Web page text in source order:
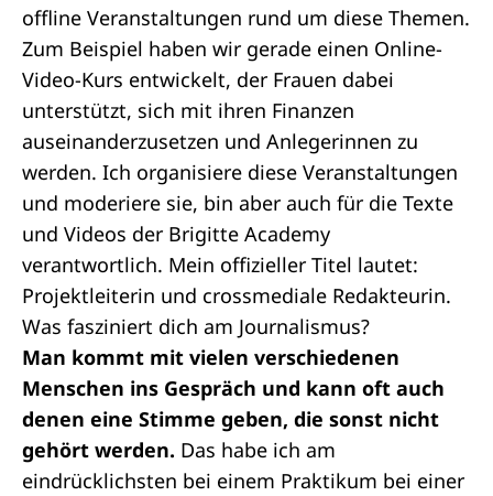
offline Veranstaltungen rund um diese Themen.
Zum Beispiel haben wir gerade einen Online-
Video-Kurs entwickelt, der Frauen dabei
unterstützt, sich mit ihren Finanzen
auseinanderzusetzen und Anlegerinnen zu
werden. Ich organisiere diese Veranstaltungen
und moderiere sie, bin aber auch für die Texte
und Videos der Brigitte Academy
verantwortlich. Mein offizieller Titel lautet:
Projektleiterin und crossmediale Redakteurin.
Was fasziniert dich am Journalismus?
Man kommt mit vielen verschiedenen
Menschen ins Gespräch und kann oft auch
denen eine Stimme geben, die sonst nicht
gehört werden. Das habe ich am
eindrücklichsten bei einem Praktikum bei einer